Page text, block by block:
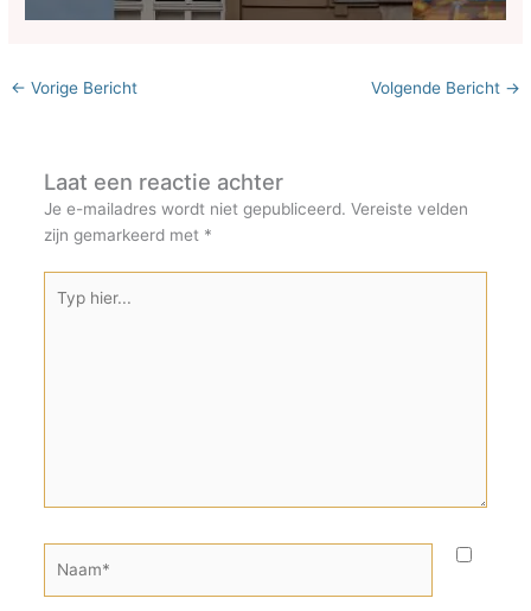
← Vorige Bericht Volgende Bericht →
Laat een reactie achter
Je e-mailadres wordt niet gepubliceerd. Vereiste velden
zijn gemarkeerd met *
hier...